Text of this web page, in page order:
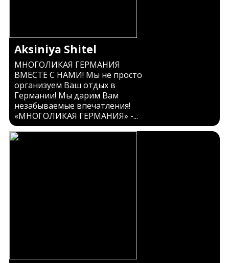
Aksiniya Shitel
МНОГОЛИКАЯ ГЕРМАНИЯ
ВМЕСТЕ C НАМИ! Мы не просто
организуем Ваш отдых в
Германии! Мы дарим Вам
незабываемые впечатления!
«МНОГОЛИКАЯ ГЕРМАНИЯ» -...